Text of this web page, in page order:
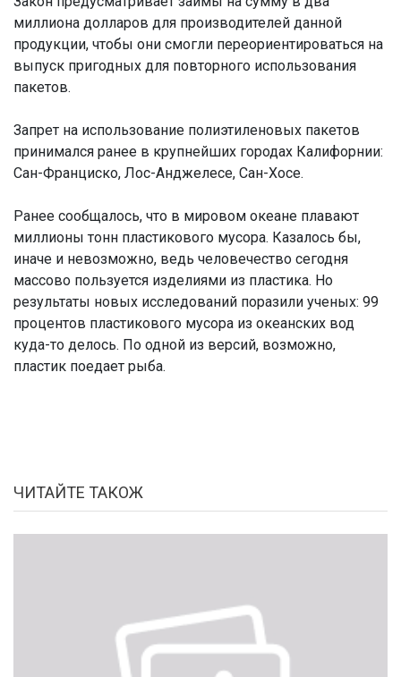
миллиона долларов для производителей данной
продукции, чтобы они смогли переориентироваться на
выпуск пригодных для повторного использования
пакетов.
Запрет на использование полиэтиленовых пакетов
принимался ранее в крупнейших городах Калифорнии:
Сан-Франциско, Лос-Анджелесе, Сан-Хосе.
Ранее сообщалось, что в мировом океане плавают
миллионы тонн пластикового мусора. Казалось бы,
иначе и невозможно, ведь человечество сегодня
массово пользуется изделиями из пластика. Но
результаты новых исследований поразили ученых: 99
процентов пластикового мусора из океанских вод
куда-то делось. По одной из версий, возможно,
пластик поедает рыба.
ЧИТАЙТЕ ТАКОЖ